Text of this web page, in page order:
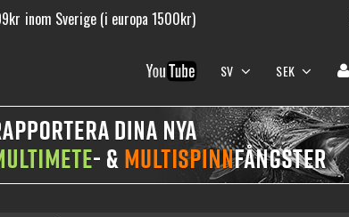
kr inom Sverige (i europa 1500kr)
SV SEK